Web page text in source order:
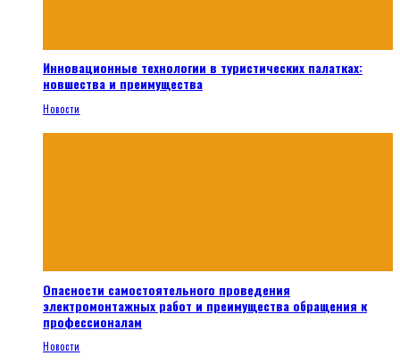
Инновационные технологии в туристических палатках:
новшества и преимущества
Новости
Опасности самостоятельного проведения
электромонтажных работ и преимущества обращения к
профессионалам
Новости